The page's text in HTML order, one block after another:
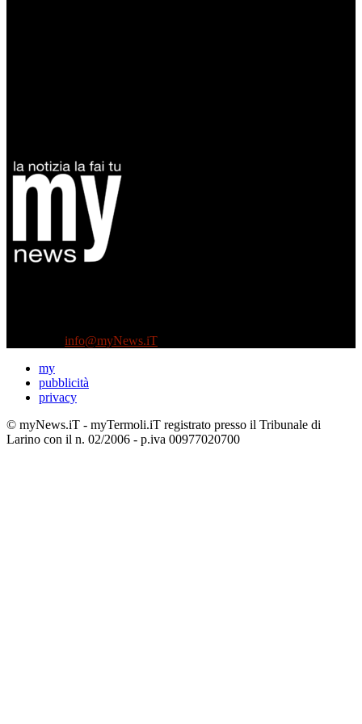
info@myNews.iT
my
pubblicità
privacy
© myNews.iT - myTermoli.iT registrato presso il Tribunale di
Larino con il n. 02/2006 - p.iva 00977020700